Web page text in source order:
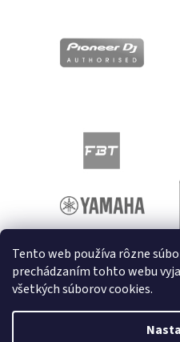
Tento web používa rôzne
prechádzaním tohto webu
všetkých súborov cookies.